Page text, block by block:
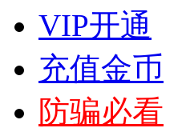
VIP开通
充值金币
防骗必看